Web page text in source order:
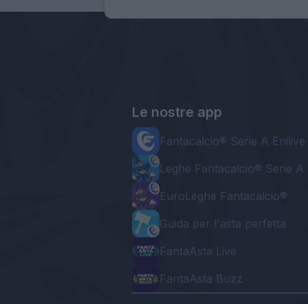
Le nostre app
Fantacalcio® Serie A Enilive
Leghe Fantacalcio® Serie A
EuroLeghe Fantacalcio®
Guida per l'asta perfetta
FantaAsta Live
FantaAsta Buzz